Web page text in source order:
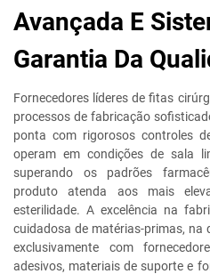
Avançada E
Garantia Da
Fornecedores líderes de fitas
processos de fabricação
ponta com rigorosos controles
operam em condições de sala
superando os padrões
produto atenda aos mais
esterilidade. A excelência na
cuidadosa de matérias-primas,
exclusivamente com
adesivos, materiais de suporte e